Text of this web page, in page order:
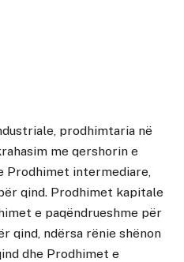
prodhimtaria në
me qershorin e
intermediare,
qind. Prodhimet kapitale
e paqëndrueshme për
qind, ndërsa rënie shënon
dhe Prodhimet e